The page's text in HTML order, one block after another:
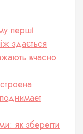
перші
здається
вчасно
як зберегти